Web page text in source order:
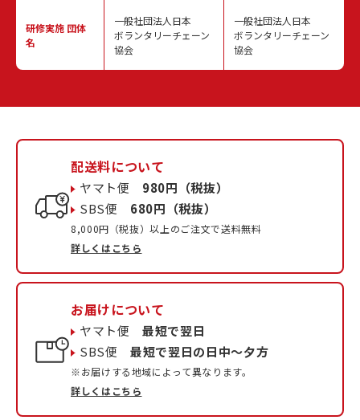
研修実施 団体
名
一般社団法人日本
ボランタリーチェーン
協会
一般社団法人日本
ボランタリーチェーン
協会
配送料について
ヤマト便 980円（税抜）
SBS便 680円（税抜）
8,000円（税抜）以上のご注文で送料無料
詳しくはこちら
お届けについて
ヤマト便最短で翌日
SBS便最短で翌日の日中〜夕方
※お届けする地域によって異なります。
詳しくはこちら